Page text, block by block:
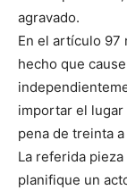
agravado.
En el artículo
hecho que
importar el lugar
pena de treinta
La referida
planifique un